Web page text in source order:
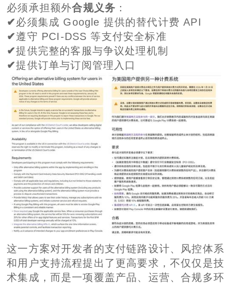
必须承担额外合规义务 ：
✔必须集成 Google 提供的替代计费 API
✔遵守 PCI-DSS 等支付安全标准
✔提供完整的客服与争议处理机制
✔提供订单与订阅管理入口
这一方案对开发者的支付链路设计、风控体系
和用户支持流程提出了更高要求，不仅仅是技
术集成，而是一项覆盖产品、运营、合规多环